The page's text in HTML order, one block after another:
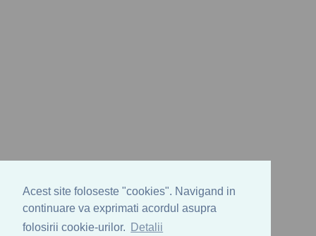
Acest site foloseste "cookies". Navigand in
continuare va exprimati acordul asupra
folosirii cookie-urilor.
Detalii